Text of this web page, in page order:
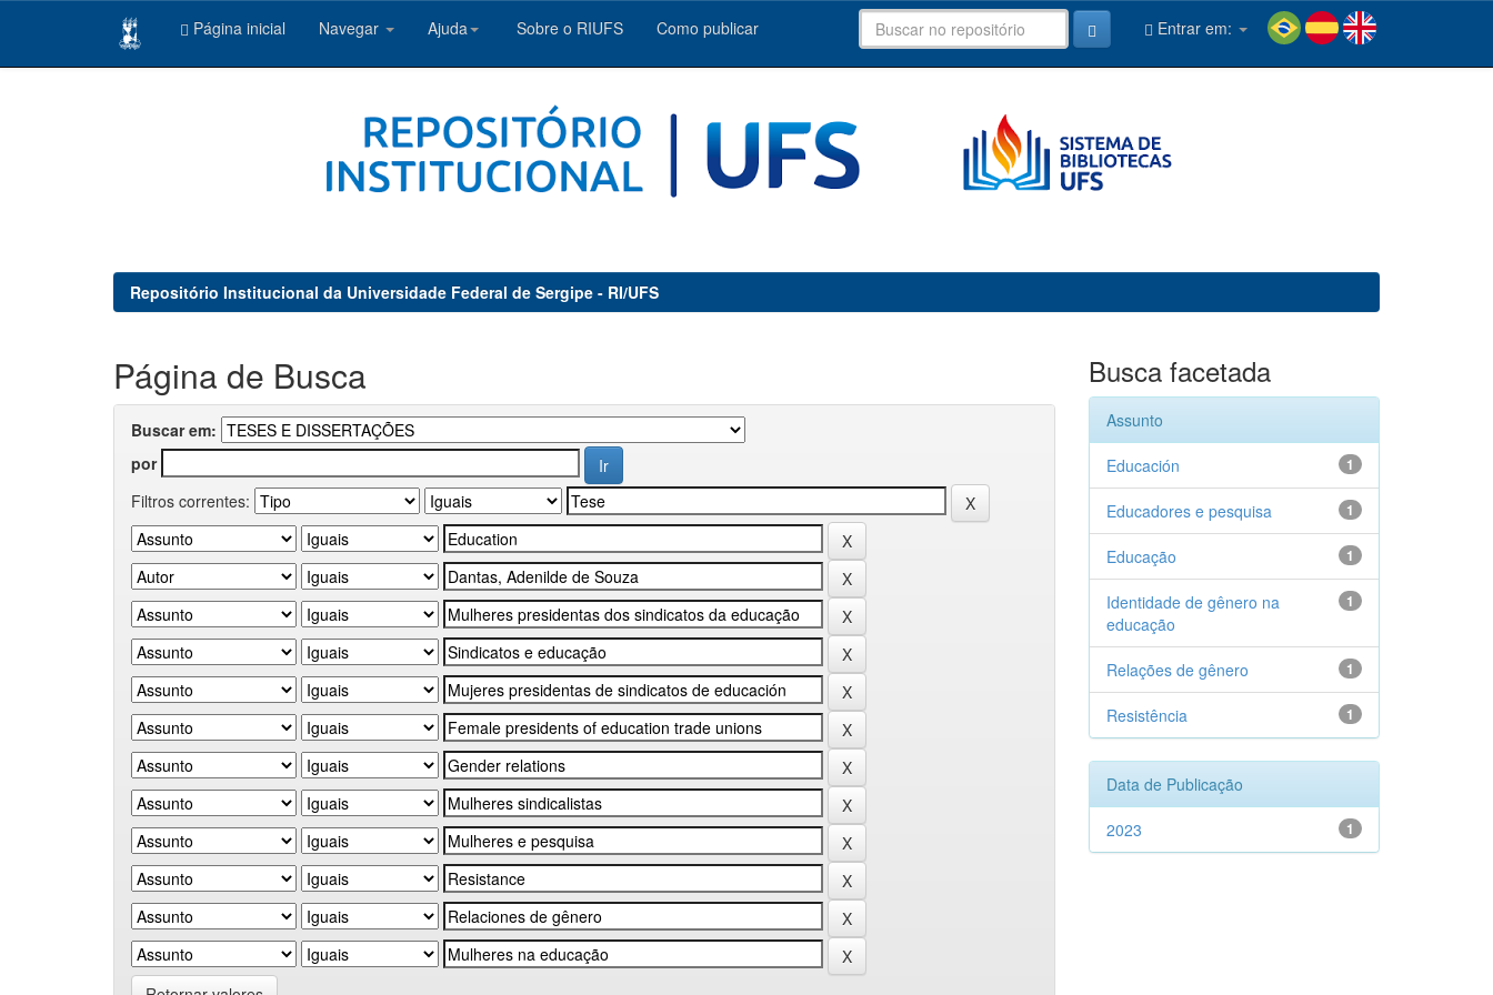
Página inicial Navegar Ajuda Sobre o RIUFS Como publicar Entrar em:
Repositório Institucional da Universidade Federal de Sergipe - RI/UFS
Página de Busca
Buscar em:
por
Filtros correntes:
Busca facetada
Assunto
1
Educación
1
Educadores e pesquisa
1
Educação
1
Identidade de gênero na
educação
1
Relações de gênero
1
Resistência
Data de Publicação
1
2023